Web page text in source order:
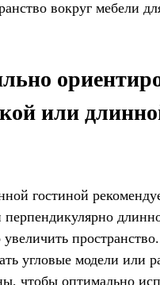
вокруг мебели
или
гостиной
увеличить
угловые модели или
чтобы оптимально